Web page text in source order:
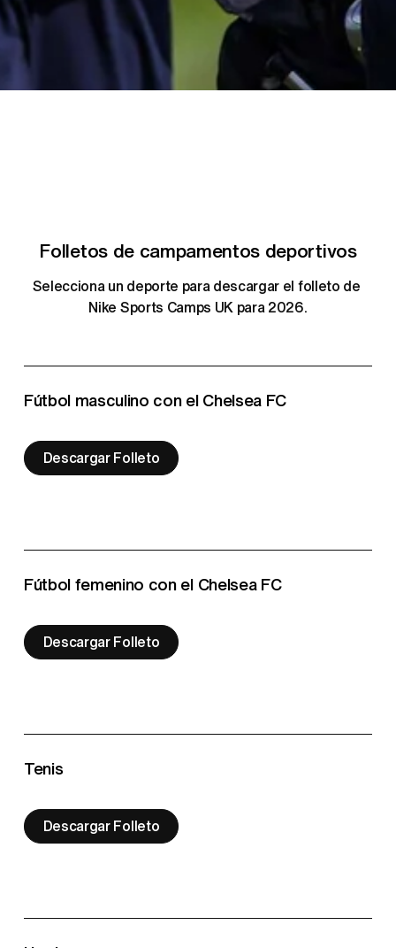
Folletos de campamentos deportivos
Selecciona un deporte para descargar el folleto de
Nike Sports Camps UK para 2026.
Fútbol masculino con el Chelsea FC
Descargar Folleto
Fútbol femenino con el Chelsea FC
Descargar Folleto
Tenis
Descargar Folleto